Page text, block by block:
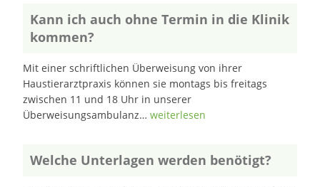
Kann ich auch ohne Termin in die Klinik
kommen?
Mit einer schriftlichen Überweisung von ihrer
Haustierarztpraxis können sie montags bis freitags
zwischen 11 und 18 Uhr in unserer
Überweisungsambulanz…weiterlesen
Welche Unterlagen werden benötigt?